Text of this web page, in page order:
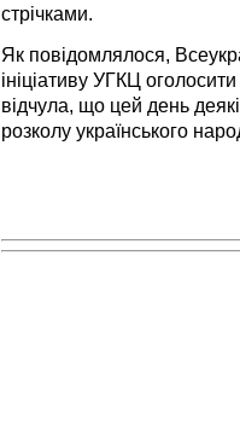
стрічками.
Як повідомлялося,
ініціативу УГКЦ
відчула, що цей день
розколу українського